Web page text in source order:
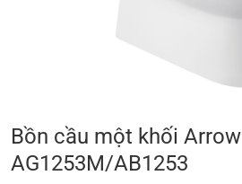
Bồn cầu một khối Arrow
AG1253M/AB1253